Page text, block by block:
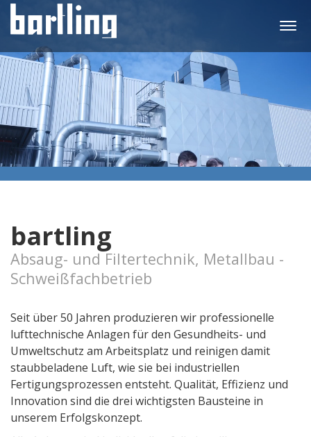
bartling
Absaug- und Filtertechnik, Metallbau -
Schweißfachbetrieb
Seit über 50 Jahren produzieren wir professionelle
lufttechnische Anlagen für den Gesundheits- und
Umweltschutz am Arbeitsplatz und reinigen damit
staubbeladene Luft, wie sie bei industriellen
Fertigungsprozessen entsteht. Qualität, Effizienz und
Innovation sind die drei wichtigsten Bausteine in
unserem Erfolgskonzept.